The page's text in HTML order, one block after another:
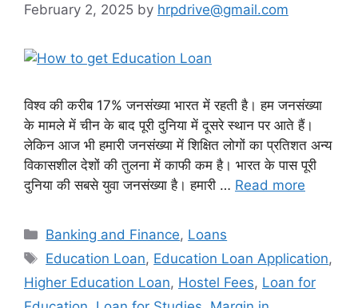
February 2, 2025 by hrpdrive@gmail.com
विश्व की करीब 17% जनसंख्या भारत में रहती है। हम जनसंख्या
के मामले में चीन के बाद पूरी दुनिया में दूसरे स्थान पर आते हैं।
लेकिन आज भी हमारी जनसंख्या में शिक्षित लोगों का प्रतिशत अन्य
विकासशील देशों की तुलना में काफी कम है। भारत के पास पूरी
दुनिया की सबसे युवा जनसंख्या है। हमारी … Read more
Categories
Banking and Finance, Loans
Tags
Education Loan, Education Loan Application,
Higher Education Loan, Hostel Fees, Loan for